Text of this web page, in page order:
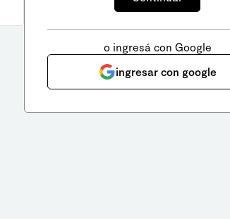
o ingresá con Google
ingresar con google